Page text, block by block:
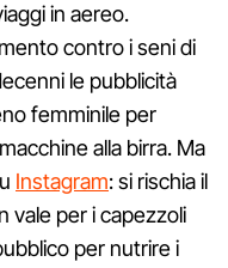
in aereo.
contro i seni di
le pubblicità
femminile per
alla birra. Ma
Instagram: si rischia il
vale per i capezzoli
per nutrire i